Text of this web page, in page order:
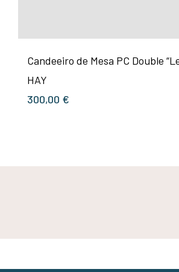
Candeeiro de Mesa PC Double
HAY
300,00 €